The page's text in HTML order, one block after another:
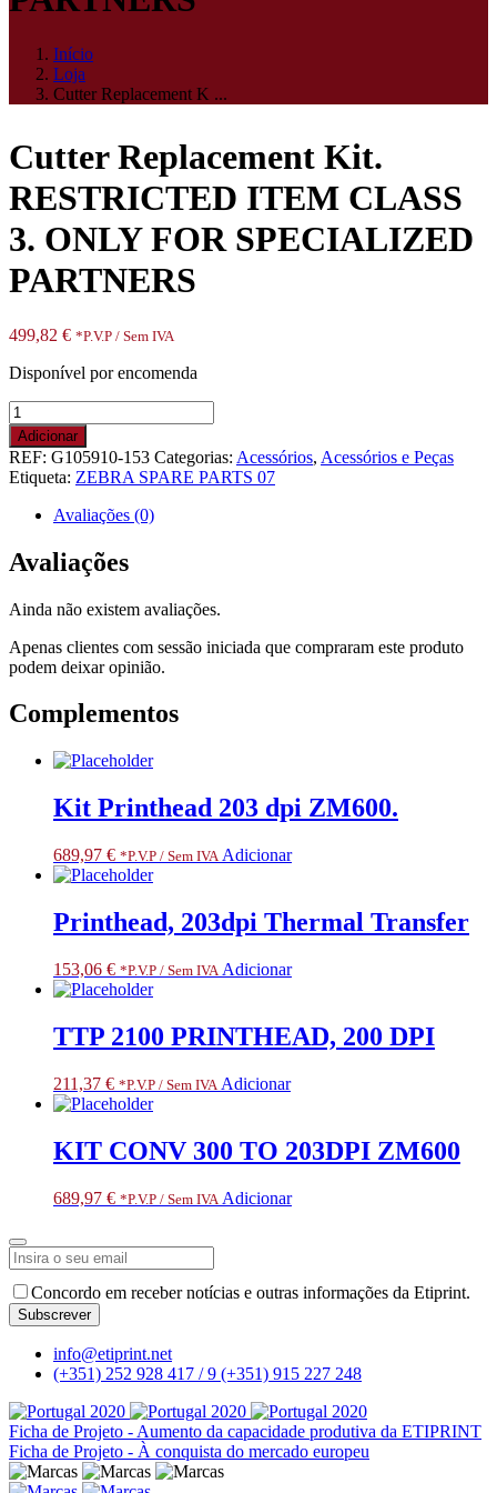
Início
Loja
Cutter Replacement K ...
Cutter Replacement Kit.
RESTRICTED ITEM CLASS
3. ONLY FOR SPECIALIZED
PARTNERS
499,82 € *P.V.P / Sem IVA
Disponível por encomenda
Quantidade
de
Cutter
Replacement
Kit.
RESTRICTED
CLASS
3.
FOR
PARTNERS
Adicionar
REF: G105910-153 Categorias: Acessórios, Acessórios e Peças
Etiqueta: ZEBRA SPARE PARTS 07
Avaliações (0)
Avaliações
Ainda não existem avaliações.
Apenas clientes com sessão iniciada que compraram este produto
podem deixar opinião.
Complementos
Kit Printhead 203 dpi ZM600.
689,97 € *P.V.P / Sem IVA Adicionar
Printhead, 203dpi Thermal Transfer
153,06 € *P.V.P / Sem IVA Adicionar
TTP 2100 PRINTHEAD, 200 DPI
211,37 € *P.V.P / Sem IVA Adicionar
KIT CONV 300 TO 203DPI ZM600
689,97 € *P.V.P / Sem IVA Adicionar
Your
Website*
Concordo em receber notícias e outras informações da Etiprint.
Subscrever
info@etiprint.net
(+351) 252 928 417 / 9 (+351) 915 227 248
Ficha de Projeto - Aumento da capacidade produtiva da ETIPRINT
Ficha de Projeto - À conquista do mercado europeu